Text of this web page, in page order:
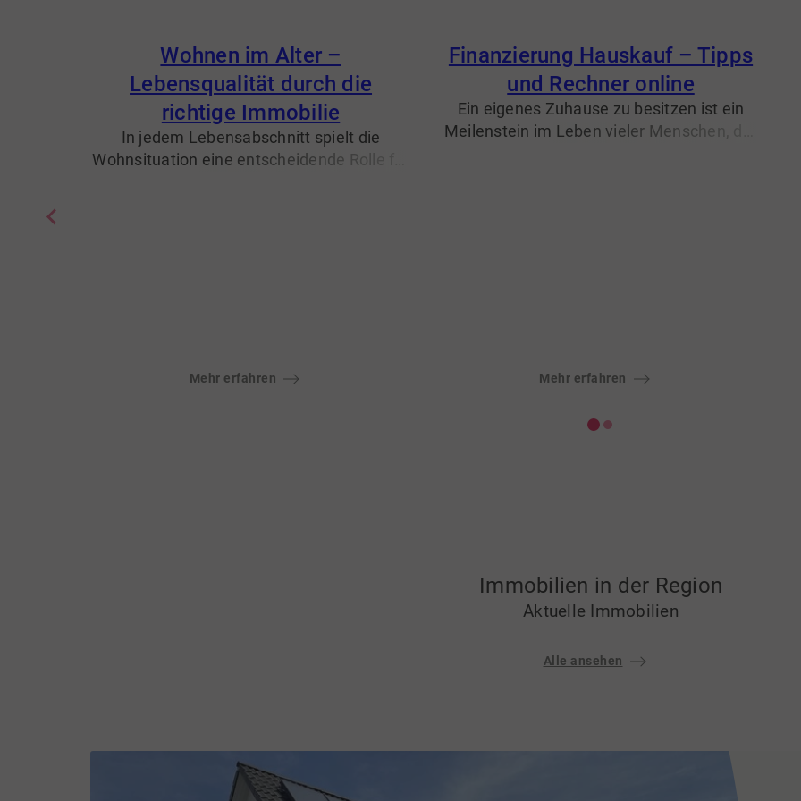
Wohnen im Alter –
Lebensqualität durch die
richtige Immobilie
In jedem Lebensabschnitt spielt die
Wohnsituation eine entscheidende Rolle für
Mehr erfahren
Finanzierung Hauskauf – Tipps
und Rechner online
Ein eigenes Zuhause zu besitzen ist ein
Meilenstein im Leben vieler Menschen, der
Mehr erfahren
Immobilien in der Region
Aktuelle Immobilien
Alle ansehen